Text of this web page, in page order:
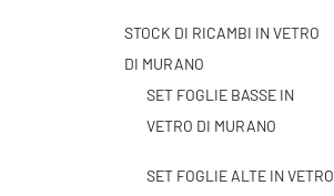
STOCK DI RICAMBI IN VETRO
DI MURANO
SET FOGLIE BASSE IN
VETRO DI MURANO
SET FOGLIE ALTE IN VETRO